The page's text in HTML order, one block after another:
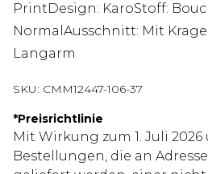
PrintDesign: KaroStoff:
NormalAusschnitt: Mit
Langarm
SKU: CMM12447-106-37
*Preisrichtlinie
Mit Wirkung zum 1. Juli
Bestellungen, die an